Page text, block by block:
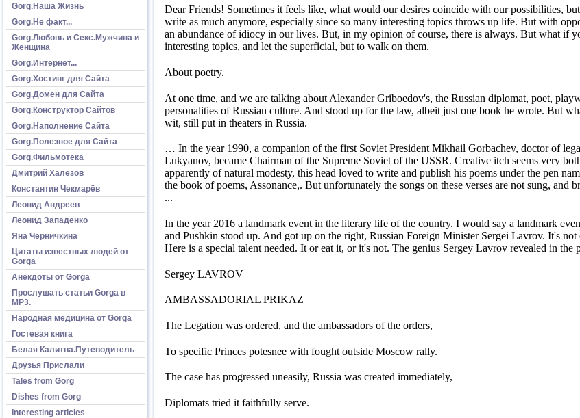
Gorg.Наша Жизнь
Gorg.Не факт...
Gorg.Любовь и Секс.Мужчина и
Женщина
Gorg.Интернет...
Gorg.Хостинг для Сайта
Gorg.Домен для Сайта
Gorg.Конструктор Сайтов
Gorg.Наполнение Сайта
Gorg.Полезное для Сайта
Gorg.Фильмотека
Дмитрий Халезов
Константин Чекмарёв
Леонид Андреев
Леонид Западенко
Яна Черничкина
Цитаты известных людей от
Gorga
Анекдоты от Gorga
Прослушать статьи Gorga в
МР3.
Народная медицина от Gorga
Гостевая книга
Белая Калитва.Путеводитель
Друзья Прислали
Tales from Gorg
Dishes from Gorg
Interesting articles
Dear Friends! Sometimes it feels like, what would our desires coincide with our possibilities,
write as much anymore, especially since so many interesting topics throws up life. But with
an abundance of idiocy in our lives. But, in my opinion of course, there is always. But what if
interesting topics, and let the superficial, but to walk on them.
About poetry.
At one time, and we are talking about Alexander Griboedov's, the Russian diplomat, poet,
personalities of Russian culture. And stood up for the law, albeit just one book he wrote. But
wit, still put in theaters in Russia.
… In the year 1990, a companion of the first Soviet President Mikhail Gorbachev, doctor of
Lukyanov, became Chairman of the Supreme Soviet of the USSR. Creative itch seems very
apparently of natural modesty, this head loved to write and publish his poems under the pen
the book of poems, Assonance,. But unfortunately the songs on these verses are not sung, and
...
In the year 2016 a landmark event in the literary life of the country. I would say a landmark
and Pushkin stood up. And got up on the right, Russian Foreign Minister Sergei Lavrov. It's not
Here is a special talent needed. It or eat it, or it's not. The genius Sergey Lavrov revealed in the
Sergey LAVROV
AMBASSADORIAL PRIKAZ
The Legation was ordered, and the ambassadors of the orders,
To specific Princes potesnee with fought outside Moscow rally.
The case has progressed uneasily, Russia was created immediately,
Diplomats tried it faithfully serve.